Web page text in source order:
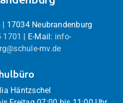
17034 Neubrandenburg
1701 | E-Mail: info-
mv.de
Häntzschel